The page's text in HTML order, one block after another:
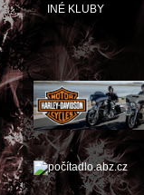
INÉ KLUBY